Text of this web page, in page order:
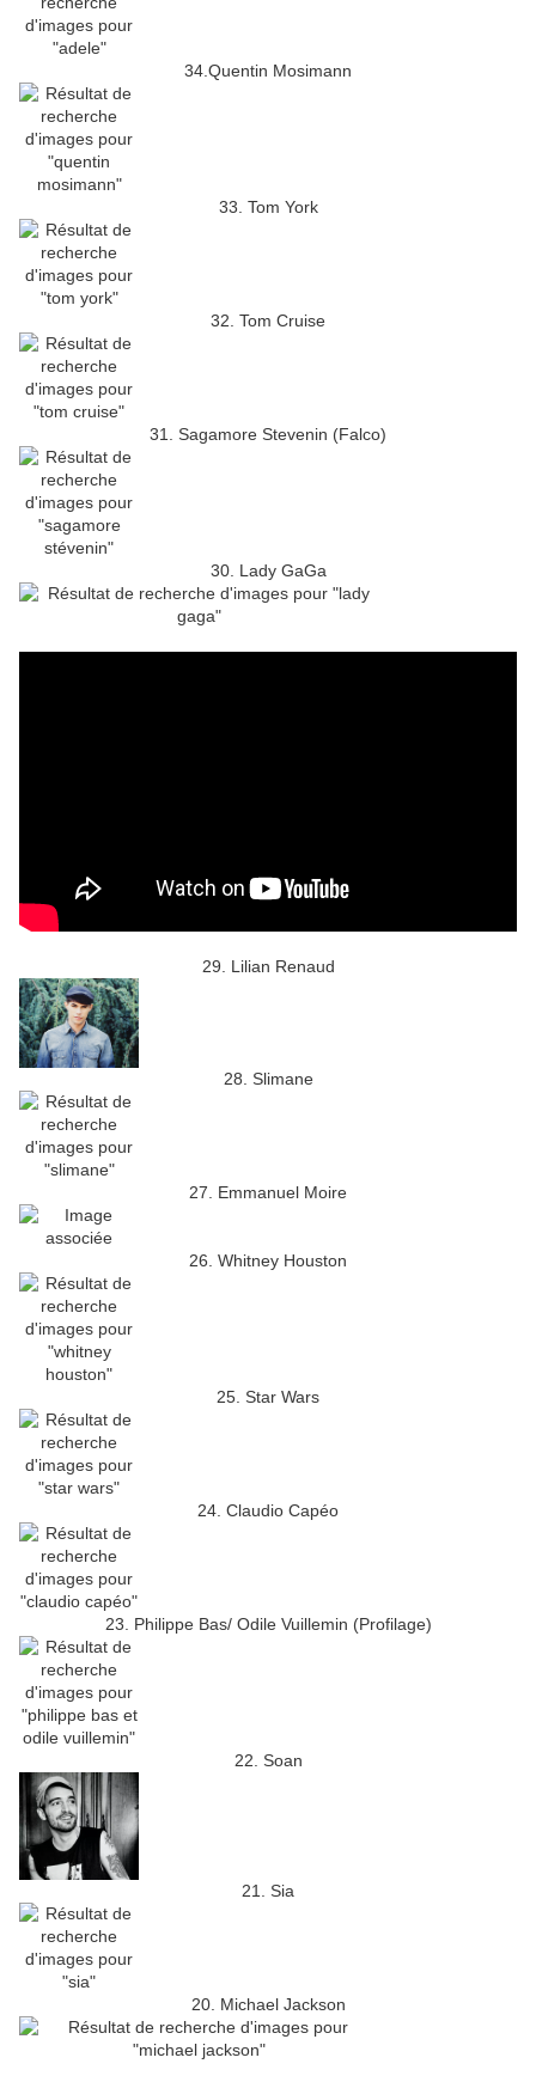
34.Quentin Mosimann
33. Tom York
32. Tom Cruise
31. Sagamore Stevenin (Falco)
30. Lady GaGa
29. Lilian Renaud
28. Slimane
27. Emmanuel Moire
26. Whitney Houston
25. Star Wars
24. Claudio Capéo
23. Philippe Bas/ Odile Vuillemin (Profilage)
22. Soan
21. Sia
20. Michael Jackson